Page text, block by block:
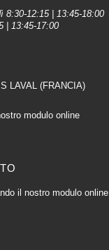
8:30-12:15 | 13:45-18:00
| 13:45-17:00
LAVAL (FRANCIA)
modulo online
il nostro modulo online